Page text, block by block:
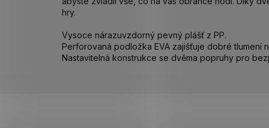
hry.
Vysoce nárazuvzdorný pevný plášť z PP.
Perforovaná podložka EVA zajišťuje dobré tlumení
Nastavitelná konstrukce se dvěma popruhy pro